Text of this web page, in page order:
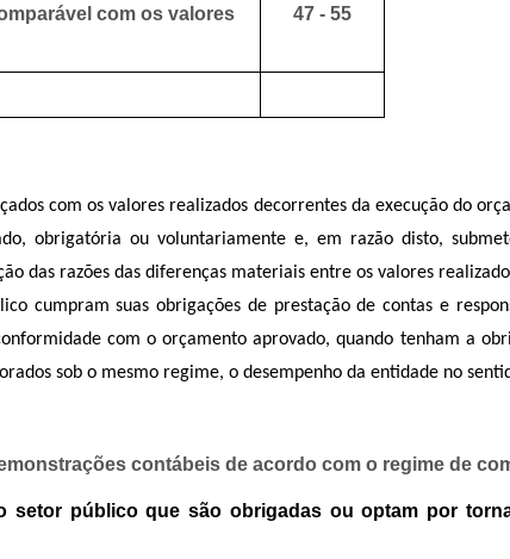
com os valores
47 - 55
com os valores realizados decorrentes da execução do
obrigatória ou voluntariamente e, em razão disto,
das razões das diferenças materiais entre os valores
cumpram suas obrigações de prestação de contas e
com o orçamento aprovado, quando tenham a
sob o mesmo regime, o desempenho da entidade no
contábeis de acordo com o regime de
setor público que são obrigadas ou optam por